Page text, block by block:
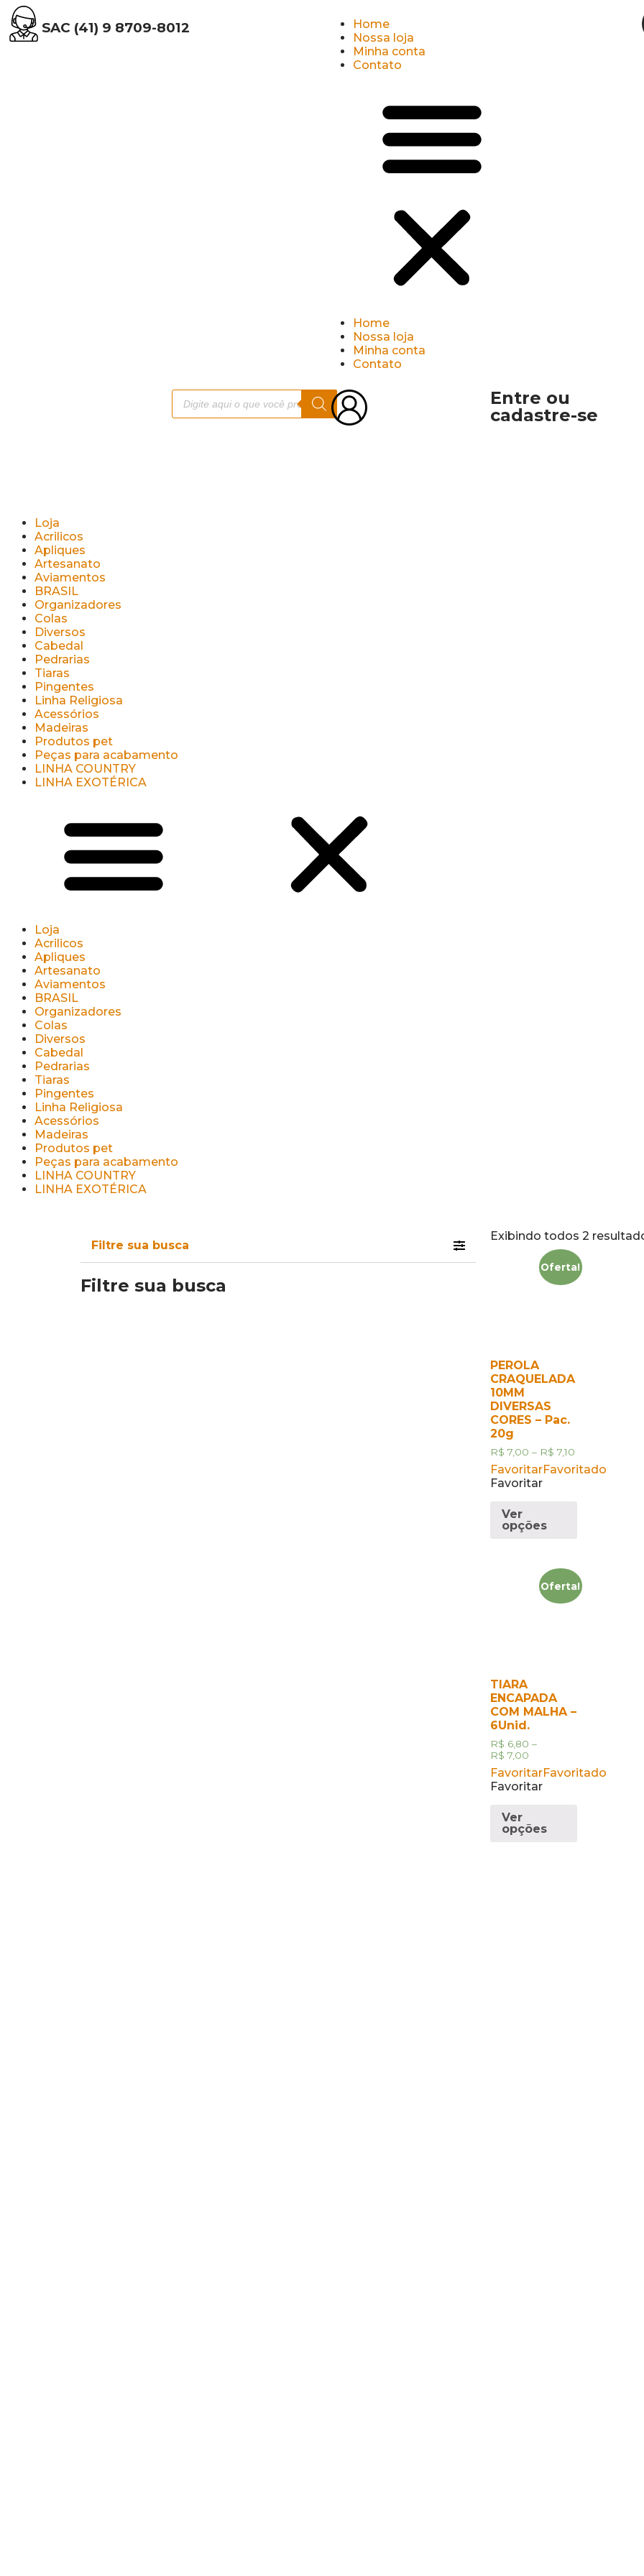
SAC (41) 9 8709-8012
Home
Nossa loja
Minha conta
Contato
Home
Nossa loja
Minha conta
Contato
Entre ou
cadastre-se
Loja
Acrilicos
Apliques
Artesanato
Aviamentos
BRASIL
Organizadores
Colas
Diversos
Cabedal
Pedrarias
Tiaras
Pingentes
Linha Religiosa
Acessórios
Madeiras
Produtos pet
Peças para acabamento
LINHA COUNTRY
LINHA EXOTÉRICA
Loja
Acrilicos
Apliques
Artesanato
Aviamentos
BRASIL
Organizadores
Colas
Diversos
Cabedal
Pedrarias
Tiaras
Pingentes
Linha Religiosa
Acessórios
Madeiras
Produtos pet
Peças para acabamento
LINHA COUNTRY
LINHA EXOTÉRICA
Filtre sua busca
Filtre sua busca
Exibindo todos 2
Oferta!
PEROLA
CRAQUELADA
10MM
DIVERSAS
CORES – Pac.
20g
R$ 7,00 – R$ 7,10
FavoritarFavoritado
Favoritar
Ver
opções
Oferta!
TIARA
ENCAPADA
COM MALHA –
6Unid.
R$ 6,80 –
R$ 7,00
FavoritarFavoritado
Favoritar
Ver
opções